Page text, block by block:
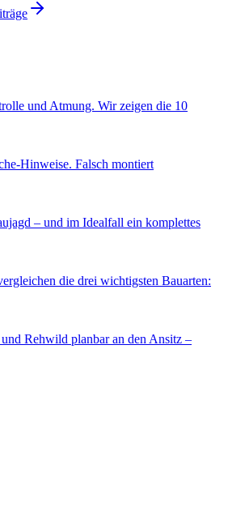
und Atmung. Wir zeigen die 10
Hinweise. Falsch montiert
– und im Idealfall ein komplettes
die drei wichtigsten Bauarten:
Rehwild planbar an den Ansitz –